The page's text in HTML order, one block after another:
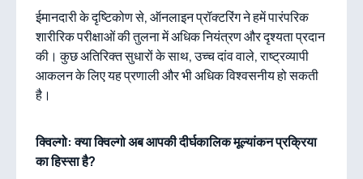
ईमानदारी के दृष्टिकोण से, ऑनलाइन प्रॉक्टरिंग ने हमें पारंपरिक
शारीरिक परीक्षाओं की तुलना में अधिक नियंत्रण और दृश्यता प्रदान
की। कुछ अतिरिक्त सुधारों के साथ, उच्च दांव वाले, राष्ट्रव्यापी
आकलन के लिए यह प्रणाली और भी अधिक विश्वसनीय हो सकती
है।
क्विल्गो: क्या क्विल्गो अब आपकी दीर्घकालिक मूल्यांकन प्रक्रिया
का हिस्सा है?